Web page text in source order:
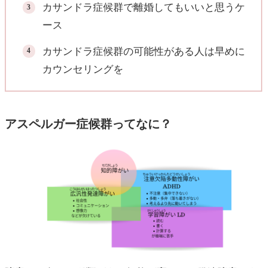
カサンドラ症候群で離婚してもいいと思うケ
ース
カサンドラ症候群の可能性がある人は早めに
カウンセリングを
アスペルガー症候群ってなに？